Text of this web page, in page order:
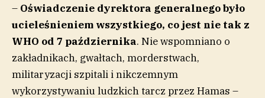
– Oświadczenie dyrektora generalnego było
ucieleśnieniem wszystkiego, co jest nie tak z
WHO od 7 października. Nie wspomniano o
zakładnikach, gwałtach, morderstwach,
militaryzacji szpitali i nikczemnym
wykorzystywaniu ludzkich tarcz przez Hamas –